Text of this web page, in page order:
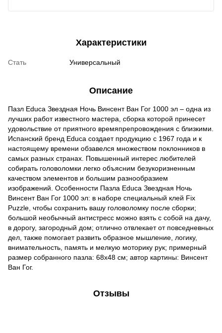
Характеристики
Стать Универсальный
Описание
Пазл Educa Звездная Ночь Винсент Ван Гог 1000 эл – одна из
лучших работ известного мастера, сборка которой принесет
удовольствие от приятного времяпрепровождения с близкими.
Испанский бренд Educa создает продукцию с 1967 года и к
настоящему времени обзавелся множеством поклонников в
самых разных странах. Повышенный интерес любителей
собирать головоломки легко объясним безукоризненным
качеством элементов и большим разнообразием
изображений. Особенности Пазла Educa Звездная Ночь
Винсент Ван Гог 1000 эл: в наборе специальный клей Fix
Puzzle, чтобы сохранить вашу головоломку после сборки;
большой необычный антистресс можно взять с собой на дачу,
в дорогу, загородный дом; отлично отвлекает от повседневных
дел, также помогает развить образное мышление, логику,
внимательность, память и мелкую моторику рук; примерный
размер собранного пазла: 68х48 см; автор картины: Винсент
Ван Гог.
Отзывы